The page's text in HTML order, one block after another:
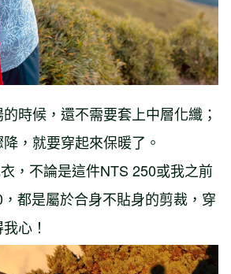
時候，還不需要套上中層化纖；
，就要穿起來保暖了。
，不論是這件NTS 250或我之前
都是屬於合身不貼身的剪裁，穿
心！